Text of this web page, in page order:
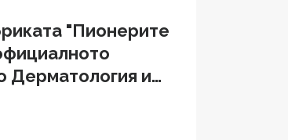
"Пионерите
Дерматология и